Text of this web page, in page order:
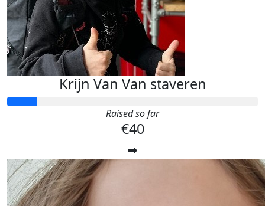
Krijn Van Van staveren
Raised so far
€40